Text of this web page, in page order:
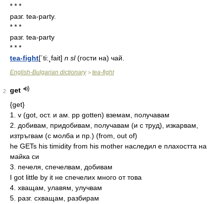
* * *
разг. tea-party.
* * *
разг. tea-party
* * *
tea-fight[´ti:¸fait] n sl (гости на) чай.
English-Bulgarian dictionary> tea-fight
2
get
{get}
1. v (got, ост. и ам. pp gotten) вземам, получавам
2. добивам, придобивам, получавам (и с труд), изкарвам,
изтръгвам (с молба и пр.) (from, out of)
he GETs his timidity from his mother наследил е плахостта на
майка си
3. печеля, спечелвам, добивам
I got little by it не спечелих много от това
4. хващам, улавям, улучвам
5. разг. схващам, разбирам